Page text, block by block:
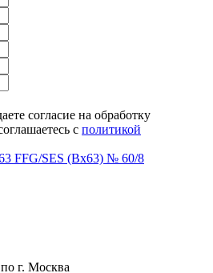
согласие на обработку
с политикой
г. Москва